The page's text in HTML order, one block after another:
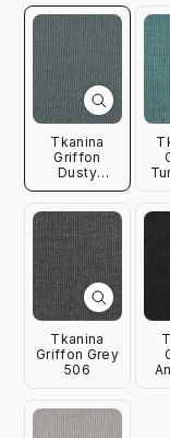
Tkanina
Griffon
Dusty
Turkquoise
Tkanina
Griffon Grey
506